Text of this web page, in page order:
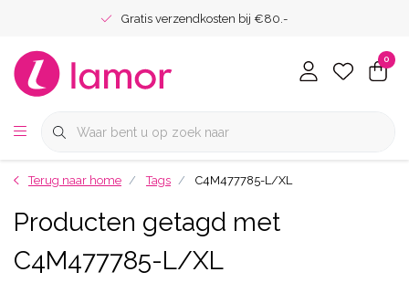
Gratis verzendkosten bij €80.-
0
Terug naar home Tags C4M477785-L/XL
Producten getagd met
C4M477785-L/XL